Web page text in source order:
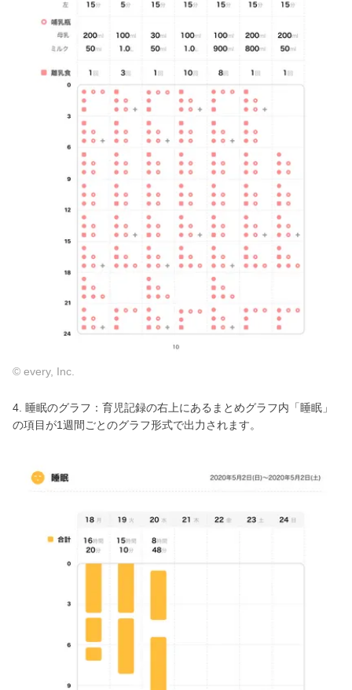
© every, Inc.
4. 睡眠のグラフ：育児記録の右上にあるまとめグラフ内「睡眠」
の項目が1週間ごとのグラフ形式で出力されます。